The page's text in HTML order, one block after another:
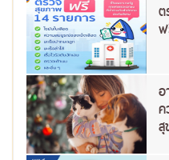
ต
ฟ
อ
ค
สุ